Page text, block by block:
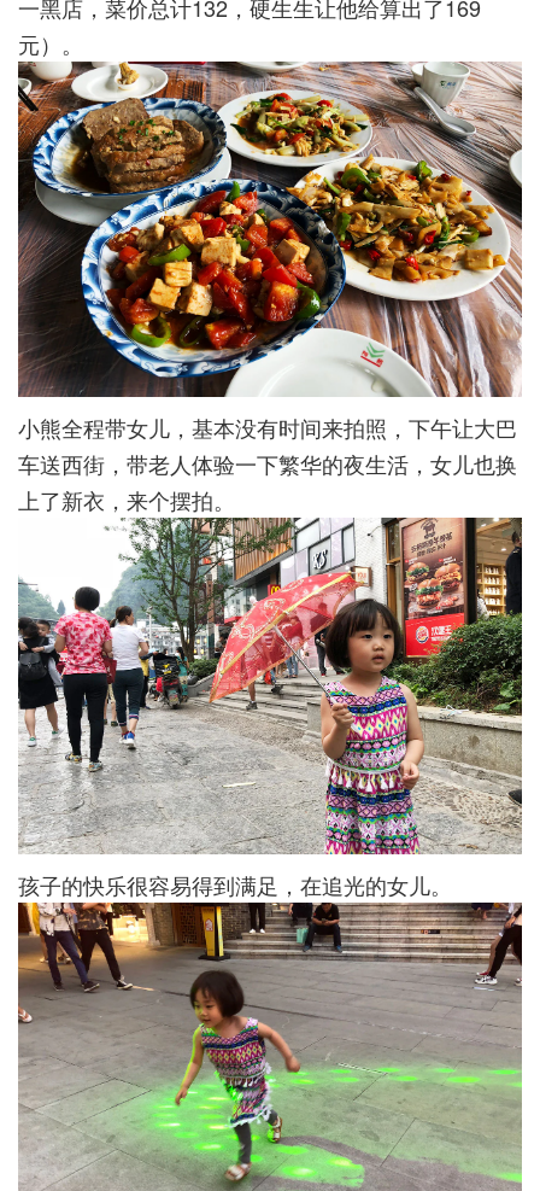
一黑店，菜价总计132，硬生生让他给算出了169
元）。
小熊全程带女儿，基本没有时间来拍照，下午让大巴
车送西街，带老人体验一下繁华的夜生活，女儿也换
上了新衣，来个摆拍。
孩子的快乐很容易得到满足，在追光的女儿。